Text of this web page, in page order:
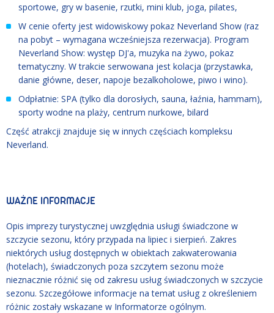
sportowe, gry w basenie, rzutki, mini klub, joga, pilates,
W cenie oferty jest widowiskowy pokaz Neverland Show (raz
na pobyt – wymagana wcześniejsza rezerwacja). Program
Neverland Show: występ DJ'a, muzyka na żywo, pokaz
tematyczny. W trakcie serwowana jest kolacja (przystawka,
danie główne, deser, napoje bezalkoholowe, piwo i wino).
Odpłatnie: SPA (tylko dla dorosłych, sauna, łaźnia, hammam),
sporty wodne na plaży, centrum nurkowe, bilard
Część atrakcji znajduje się w innych częściach kompleksu
Neverland.
WAŻNE INFORMACJE
Opis imprezy turystycznej uwzględnia usługi świadczone w
szczycie sezonu, który przypada na lipiec i sierpień. Zakres
niektórych usług dostępnych w obiektach zakwaterowania
(hotelach), świadczonych poza szczytem sezonu może
nieznacznie różnić się od zakresu usług świadczonych w szczycie
sezonu. Szczegółowe informacje na temat usług z określeniem
różnic zostały wskazane w Informatorze ogólnym.